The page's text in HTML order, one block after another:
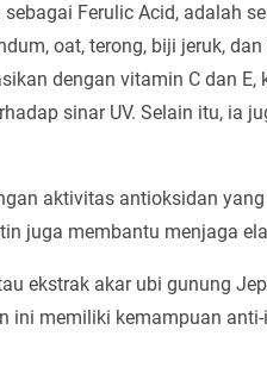
sebagai Ferulic Acid, adalah
oat, terong, biji jeruk,
dengan vitamin C dan
sinar UV. Selain itu, ia
aktivitas antioksidan
juga membantu menjaga
ekstrak akar ubi gunung
ini memiliki kemampuan